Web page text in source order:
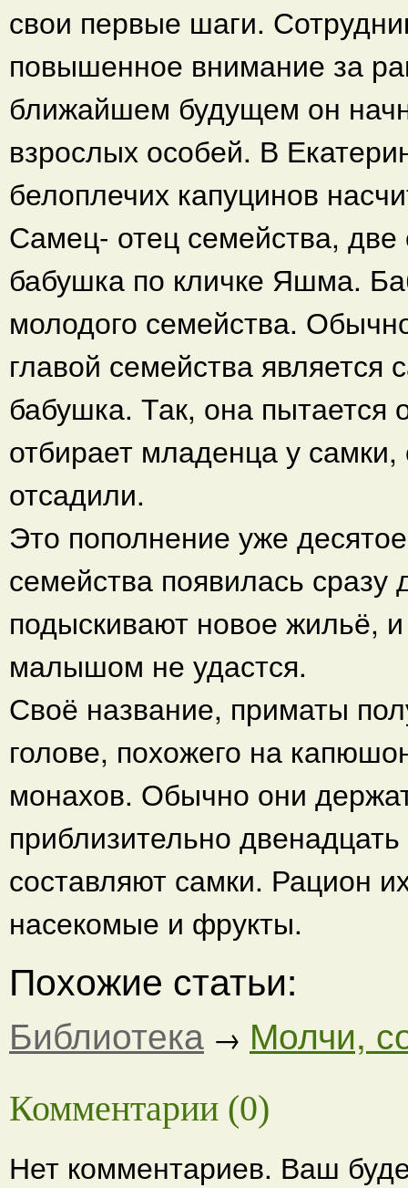
свои первые шаги.
повышенное внимание за
ближайшем будущем он
взрослых особей. В
белоплечих капуцинов
Самец- отец семейства,
бабушка по кличке Яшма.
молодого семейства.
главой семейства
бабушка. Так, она пытается
отбирает младенца у самки,
отсадили.
Это пополнение уже
семейства появилась
подыскивают новое жильё,
малышом не удастся.
Своё название, приматы
голове, похожего на
монахов. Обычно они
приблизительно
составляют самки. Рацион
насекомые и фрукты.
Похожие статьи:
Библиотека → Молчи,
Комментарии (0)
Нет комментариев. Ваш